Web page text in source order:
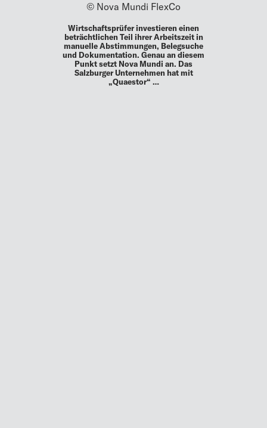
© Nova Mundi FlexCo
Wirtschaftsprüfer investieren einen
beträchtlichen Teil ihrer Arbeitszeit in
manuelle Abstimmungen, Belegsuche
und Dokumentation. Genau an diesem
Punkt setzt Nova Mundi an. Das
Salzburger Unternehmen hat mit
„Quaestor“ …